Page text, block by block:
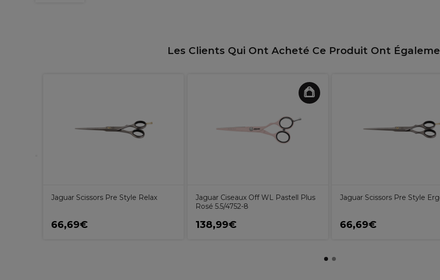
Les Clients Qui Ont Acheté Ce Produit Ont
Jaguar Scissors Pre Style Relax
66,69€
Jaguar Ciseaux Off WL Pastell Plus
Rosé 5.5/4752-8
138,99€
Jaguar Scissors Pre Style
66,69€